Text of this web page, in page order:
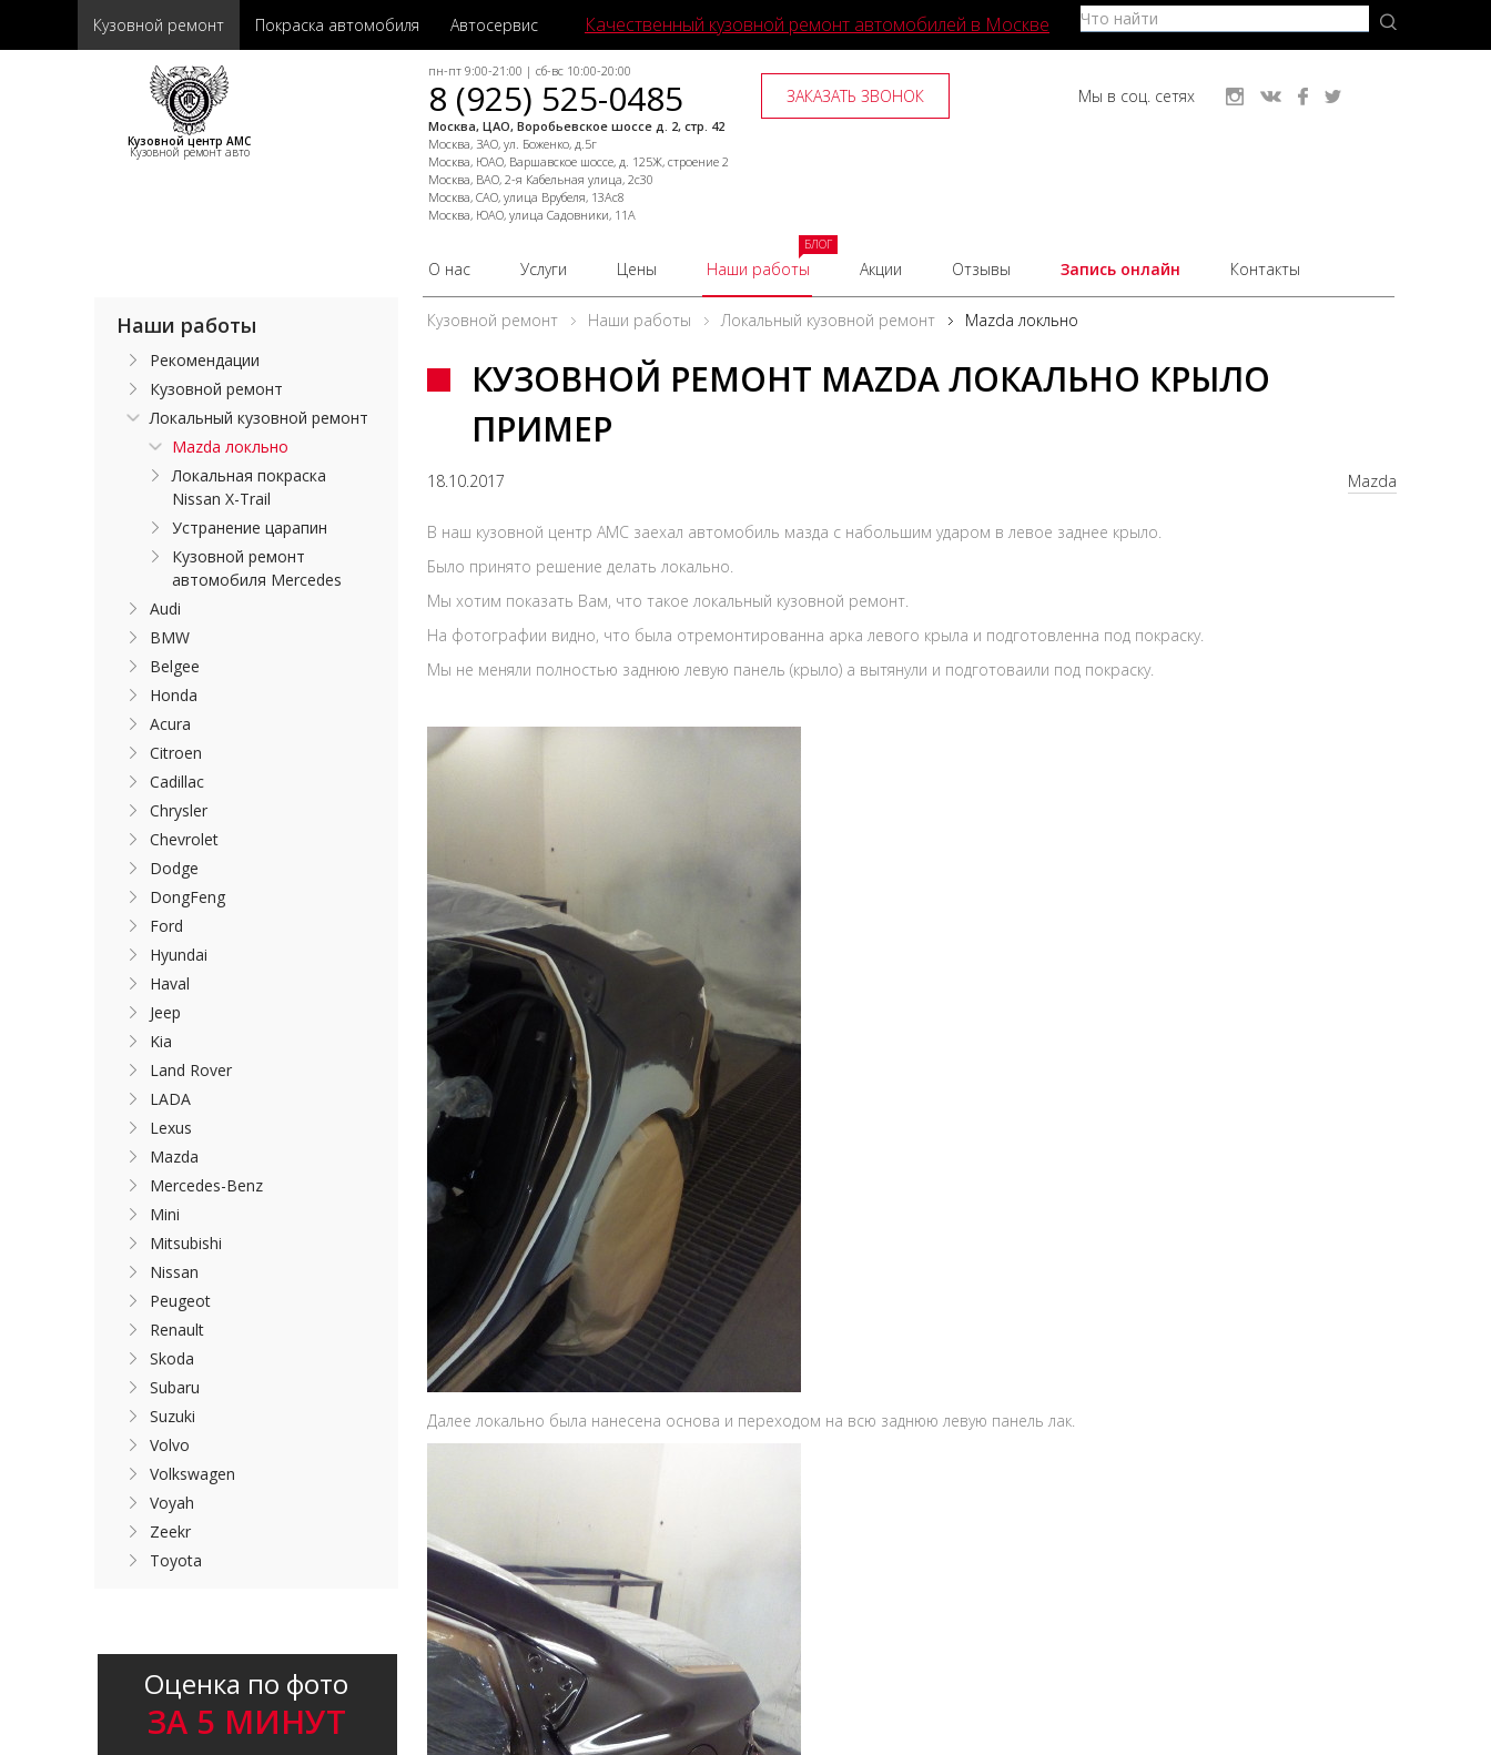
Кузовной ремонт Покраска автомобиля Автосервис Качественный кузовной ремонт автомобилей в Москве
Кузовной центр АМС
Кузовной ремонт авто
пн-пт 9:00-21:00 | сб-вс 10:00-20:00
8 (925) 525-0485
Москва, ЦАО, Воробьевское шоссе д. 2, стр. 42
Москва, ЗАО, ул. Боженко, д.5г
Москва, ЮАО, Варшавское шоссе, д. 125Ж, строение 2
Москва, ВАО, 2-я Кабельная улица, 2с30
Москва, САО, улица Врубеля, 13Ас8
Москва, ЮАО, улица Садовники, 11А
ЗАКАЗАТЬ ЗВОНОК Мы в соц. сетях
О нас Услуги Цены Наши работы
БЛОГ
Акции Отзывы Запись онлайн Контакты
Кузовной ремонт Наши работы Локальный кузовной ремонт Mazda локльно
КУЗОВНОЙ РЕМОНТ MAZDA ЛОКАЛЬНО КРЫЛО
ПРИМЕР
18.10.2017 Mazda
В наш кузовной центр АМС заехал автомобиль мазда с набольшим ударом в левое заднее крыло.
Было принято решение делать локально.
Мы хотим показать Вам, что такое локальный кузовной ремонт.
На фотографии видно, что была отремонтированна арка левого крыла и подготовленна под покраску.
Мы не меняли полностью заднюю левую панель (крыло) а вытянули и подготоваили под покраску.
Далее локально была нанесена основа и переходом на всю заднюю левую панель лак.
Наши работы
Рекомендации
Кузовной ремонт
Локальный кузовной ремонт
Mazda локльно
Локальная покраска
Nissan X-Trail
Устранение царапин
Кузовной ремонт
автомобиля Mercedes
Audi
BMW
Belgee
Honda
Acura
Citroen
Cadillac
Chrysler
Chevrolet
Dodge
DongFeng
Ford
Hyundai
Haval
Jeep
Kia
Land Rover
LADA
Lexus
Mazda
Mercedes-Benz
Mini
Mitsubishi
Nissan
Peugeot
Renault
Skoda
Subaru
Suzuki
Volvo
Volkswagen
Voyah
Zeekr
Toyota
Оценка по фото
ЗА 5 МИНУТ